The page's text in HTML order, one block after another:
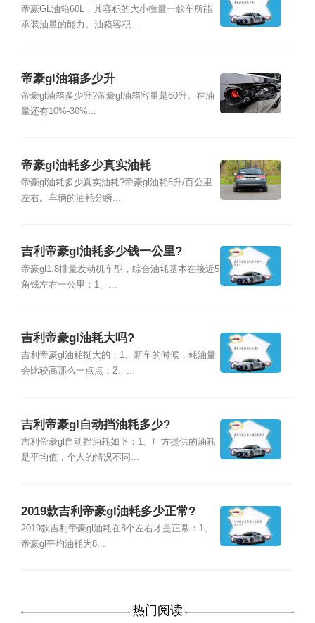
帝豪GL油箱60L，其容积的大小衡量一款车所能
承装油量的能力。油箱容积...
帝豪gl油箱多少升
帝豪gl油箱多少升?帝豪gl油箱容量是60升。在油
量还有10%-30%...
帝豪gl油耗多少真实油耗
帝豪gl油耗多少真实油耗?帝豪gl油耗6升/百公里
左右。车辆的油耗分瞬...
吉利帝豪gl油耗多少钱一公里?
帝豪gl1.8排量发动机车型，综合油耗基本在接近5
角钱左右一公里：1、...
吉利帝豪gl油耗大吗?
吉利帝豪gl油耗挺大的：1、新车的时候，耗油量
会比较高那么一点点；2、...
吉利帝豪gl自动挡油耗多少?
吉利帝豪gl自动挡油耗如下：1、厂方提供的油耗
是平均值，个人的情况不同...
2019款吉利帝豪gl油耗多少正常?
2019款吉利帝豪gl油耗在8个左右才是正常：1、
帝豪gl平均油耗为8...
热门阅读